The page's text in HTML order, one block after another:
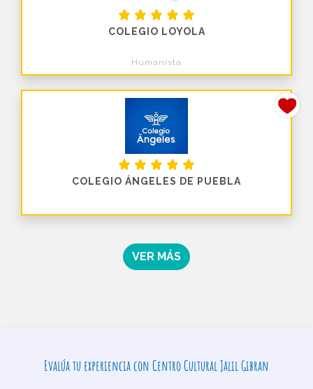
COLEGIO LOYOLA
Humanista
COLEGIO ÁNGELES DE PUEBLA
VER MÁS
Evalúa tu experiencia con Centro Cultural Jalil Gibran